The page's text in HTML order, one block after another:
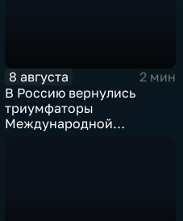
8 августа
2 мин
В Россию вернулись
триумфаторы
Международной